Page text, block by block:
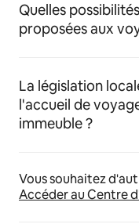
Quelles
proposées aux
La législation
l'accueil de
immeuble ?
Vous souhaitez
Accéder au Centre